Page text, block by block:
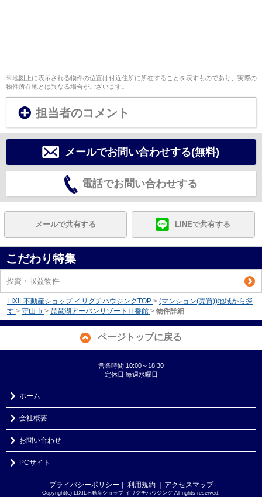
※地図上に表示される物件の位置は付近住所に所在することを表すものであり、実際の
物件所在地とは異なる場合がございます。
担当者のコメント
メールでお問い合わせする(無料)
電話でお問い合わせする
メールで共有する LINEで共有する
こだわり特集
投資・収益物件
LIXIL不動産ショップ イリグチハウジングTOP > (マンション(売買))地域から探
す > 守山市 > 琵琶湖アーバンリゾートⅡ番館 > 物件詳細
ページトップに戻る
営業時間:10:00～18:30
定休日:毎週水曜日
ホーム
会社概要
お問い合わせ
PCサイト
プライバシーポリシー ｜ 利用規約 ｜アクセスマップ
Copyright(c) LIXIL不動産ショップ イリグチハウジング All rights reserved.